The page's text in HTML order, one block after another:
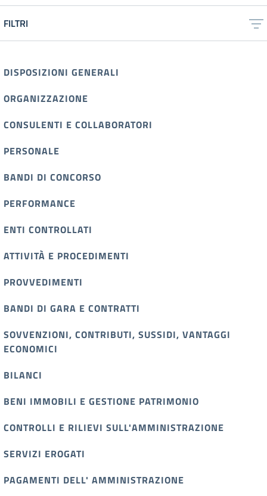
FILTRI
DISPOSIZIONI GENERALI
ORGANIZZAZIONE
CONSULENTI E COLLABORATORI
PERSONALE
BANDI DI CONCORSO
PERFORMANCE
ENTI CONTROLLATI
ATTIVITÀ E PROCEDIMENTI
PROVVEDIMENTI
BANDI DI GARA E CONTRATTI
SOVVENZIONI, CONTRIBUTI, SUSSIDI, VANTAGGI
ECONOMICI
BILANCI
BENI IMMOBILI E GESTIONE PATRIMONIO
CONTROLLI E RILIEVI SULL'AMMINISTRAZIONE
SERVIZI EROGATI
PAGAMENTI DELL' AMMINISTRAZIONE